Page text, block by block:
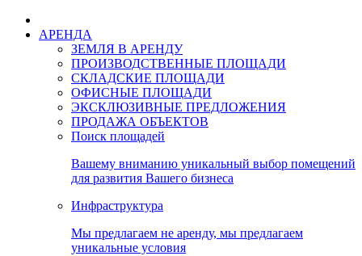
АРЕНДА
ЗЕМЛЯ В АРЕНДУ
ПРОИЗВОДСТВЕННЫЕ ПЛОЩАДИ
СКЛАДСКИЕ ПЛОЩАДИ
ОФИСНЫЕ ПЛОЩАДИ
ЭКСКЛЮЗИВНЫЕ ПРЕДЛОЖЕНИЯ
ПРОДАЖА ОБЪЕКТОВ
Поиск площадей
Вашему вниманию уникальный выбор помещений
для развития Вашего бизнеса
Инфраструктура
Мы предлагаем не аренду, мы предлагаем
уникальные условия